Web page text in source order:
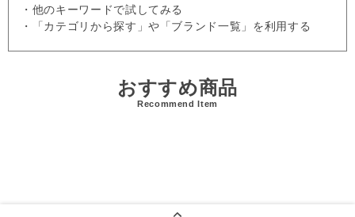
・他のキーワードで試してみる
・「カテゴリから探す」や「ブランド一覧」を利用する
おすすめ商品
Recommend Item